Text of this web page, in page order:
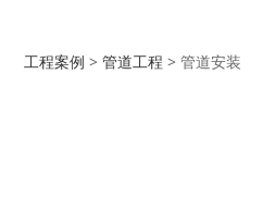
管道安装
工程案例 > 管道工程 > 管道安装